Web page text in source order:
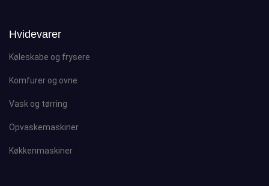
Hvidevarer
Køleskabe og frysere
Komfurer og ovne
Vask og tørring
Opvaskemaskiner
Køkkenmaskiner